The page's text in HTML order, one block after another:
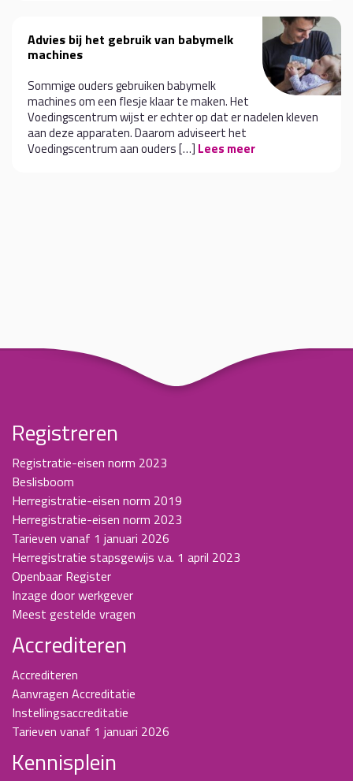
Advies bij het gebruik van babymelk
machines
Sommige ouders gebruiken babymelk
machines om een flesje klaar te maken. Het
Voedingscentrum wijst er echter op dat er nadelen kleven
aan deze apparaten. Daarom adviseert het
Voedingscentrum aan ouders […] Lees meer
Registreren
Registratie-eisen norm 2023
Beslisboom
Herregistratie-eisen norm 2019
Herregistratie-eisen norm 2023
Tarieven vanaf 1 januari 2026
Herregistratie stapsgewijs v.a. 1 april 2023
Openbaar Register
Inzage door werkgever
Meest gestelde vragen
Accrediteren
Accrediteren
Aanvragen Accreditatie
Instellingsaccreditatie
Tarieven vanaf 1 januari 2026
Kennisplein